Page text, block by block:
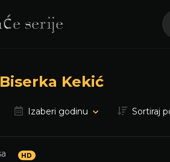
Biserka Kekić
Izaberi godinu Sortiraj
HD